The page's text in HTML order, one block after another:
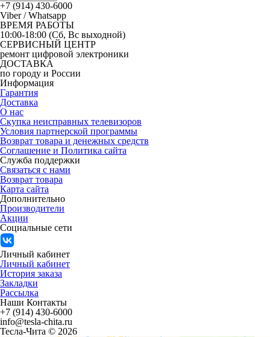
+7 (914) 430-6000
Viber / Whatsapp
ВРЕМЯ РАБОТЫ
10:00-18:00 (Сб, Вс выходной)
СЕРВИСНЫЙ ЦЕНТР
ремонт цифровой электроники
ДОСТАВКА
по городу и России
Информация
Гарантия
Доставка
О нас
Скупка неисправных телевизоров
Условия партнерской программы
Возврат товара и денежных средств
Соглашение и Политика сайта
Служба поддержки
Связаться с нами
Возврат товара
Карта сайта
Дополнительно
Производители
Акции
Социальные сети
Личный кабинет
Личный кабинет
История заказа
Закладки
Рассылка
Наши Контакты
+7 (914) 430-6000
info@tesla-chita.ru
Тесла-Чита © 2026